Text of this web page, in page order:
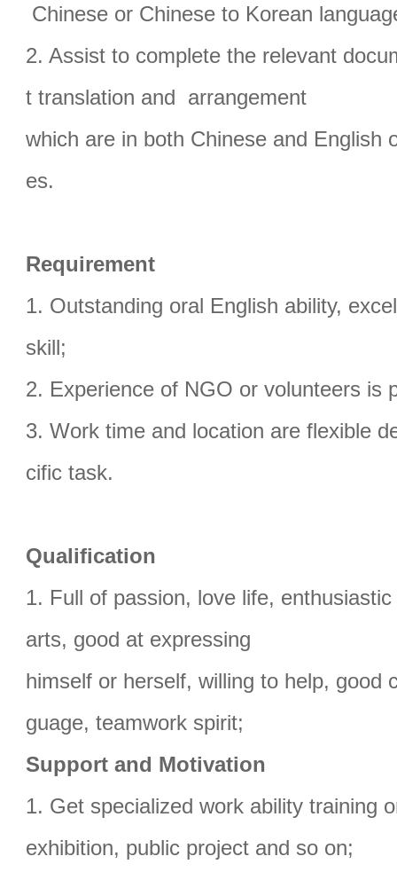
Chinese or Chinese to Korean
2. Assist to complete the relevant
t translation and arrangement
which are in both Chinese and English
es.
Requirement
1. Outstanding oral English ability,
skill;
2. Experience of NGO or volunteers is
3. Work time and location are flexible
cific task.
Qualification
1. Full of passion, love life,
arts, good at expressing
himself or herself, willing to help, good
guage, teamwork spirit;
Support and Motivation
1. Get specialized work ability training
exhibition, public project and so on;